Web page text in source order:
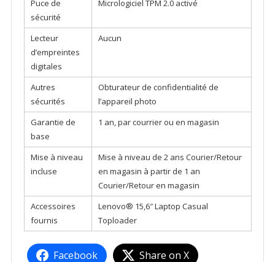
Puce de
sécurité
Micrologiciel TPM 2.0 activé
Lecteur
d’empreintes
digitales
Aucun
Autres
sécurités
Obturateur de confidentialité de
l’appareil photo
Garantie de
base
1 an, par courrier ou en magasin
Mise à niveau
incluse
Mise à niveau de 2 ans Courier/Retour
en magasin à partir de 1 an
Courier/Retour en magasin
Accessoires
fournis
Lenovo® 15,6″ Laptop Casual
Toploader
Facebook Share on X